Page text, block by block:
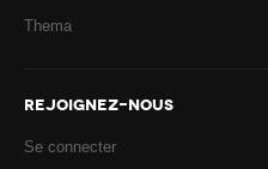
Thema
REJOIGNEZ-NOUS
Se connecter